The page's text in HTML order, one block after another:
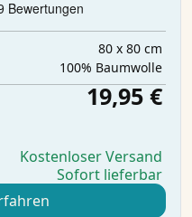
80 x 80 cm
100% Baumwolle
19,95 €
Kostenloser Versand
Sofort lieferbar